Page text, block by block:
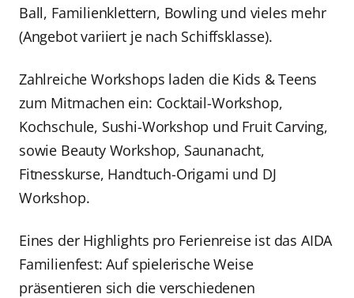
Ball, Familienklettern, Bowling und vieles mehr
(Angebot variiert je nach Schiffsklasse).
Zahlreiche Workshops laden die Kids & Teens
zum Mitmachen ein: Cocktail-Workshop,
Kochschule, Sushi-Workshop und Fruit Carving,
sowie Beauty Workshop, Saunanacht,
Fitnesskurse, Handtuch-Origami und DJ
Workshop.
Eines der Highlights pro Ferienreise ist das AIDA
Familienfest: Auf spielerische Weise
präsentieren sich die verschiedenen